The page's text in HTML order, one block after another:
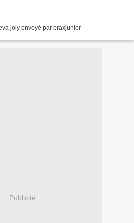
joly envoyé par braxjunior
Publicité